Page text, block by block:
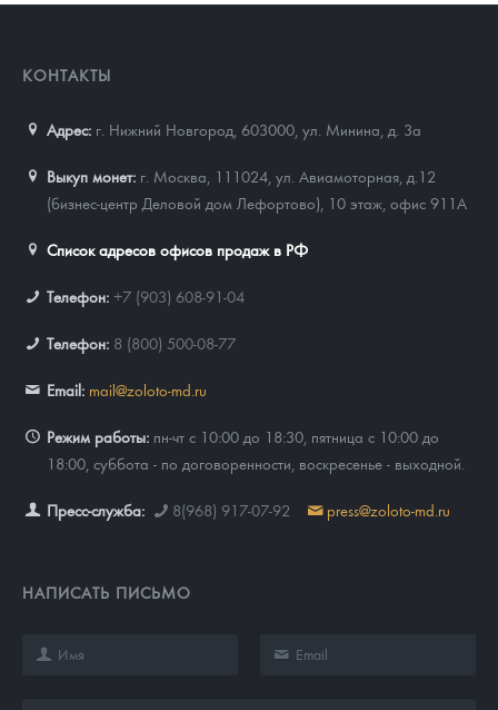
КОНТАКТЫ
Адрес: г. Нижний Новгород, 603000 ул. Минина, д. 3а
Выкуп монет: г. Москва, 111024, ул. Авиамоторная, д.12
(бизнес-центр Деловой дом Лефортово), 10 этаж, офис 911А
Список адресов офисов продаж в РФ
Телефон: +7 (903) 608-91-04
Телефон: 8 (800) 500-08-77
Email: mail@zoloto-md.ru
Режим работы: пн-чт с 10:00 до 18:30, пятница с 10:00 до
18:00, суббота - по договоренности, воскресенье - выходной.
Пресс-служба: 8(968) 917-07-92 press@zoloto-md.ru
НАПИСАТЬ ПИСЬМО